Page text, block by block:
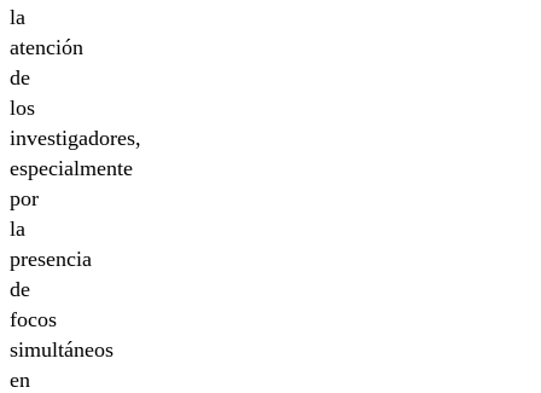
la
atención
de
los
investigadores,
especialmente
por
la
presencia
de
focos
simultáneos
en